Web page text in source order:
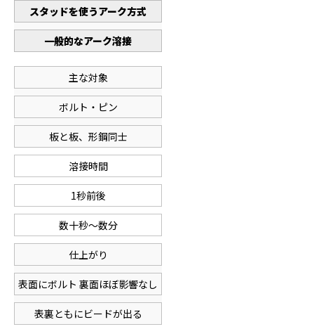
スタッドを使うアーク方式
一般的なアーク溶接
主な対象
ボルト・ピン
板と板、形鋼同士
溶接時間
1秒前後
数十秒〜数分
仕上がり
表面にボルト 裏面ほぼ影響なし
表裏ともにビードが出る